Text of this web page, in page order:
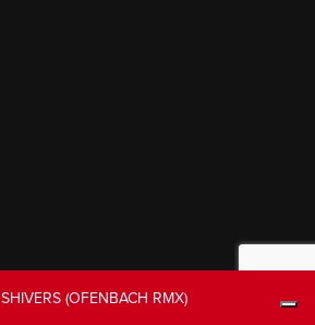
SHIVERS (OFENBACH RMX)